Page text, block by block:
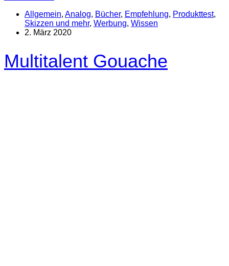
Allgemein, Analog, Bücher, Empfehlung, Produkttest,
Skizzen und mehr, Werbung, Wissen
2. März 2020
Multitalent Gouache